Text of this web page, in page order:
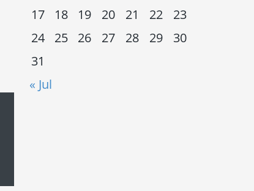
« Jul
17
18 19 20 21 22
23
24
25 26 27 28 29
30
31